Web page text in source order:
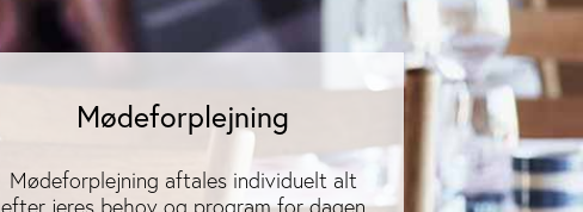
Mødeforplejning
Mødeforplejning aftales individuelt alt
efter jeres behov og program for dagen